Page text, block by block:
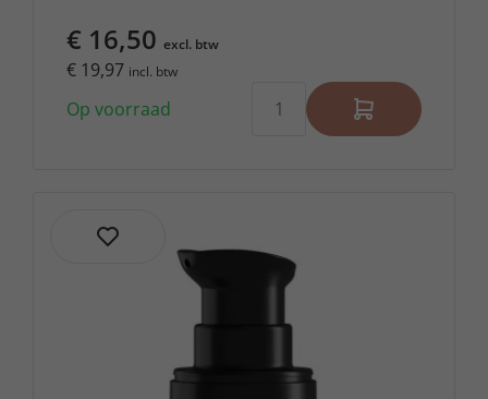
€ 16,50 excl. btw
€ 19,97 incl. btw
Op voorraad